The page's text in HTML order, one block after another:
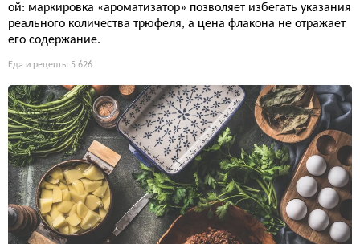
ой: маркировка «ароматизатор» позволяет избегать указания
реального количества трюфеля, а цена флакона не отражает
его содержание.
Еда и рецепты 5 626